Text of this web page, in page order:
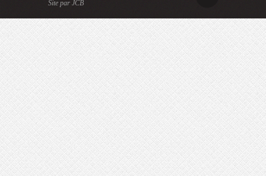
Site par JCB